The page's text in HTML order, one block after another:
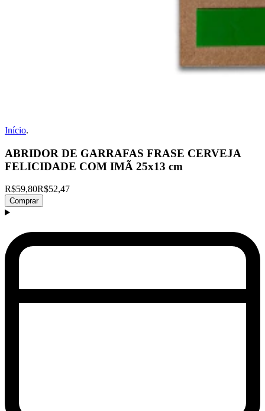
Início.
ABRIDOR DE GARRAFAS FRASE CERVEJA
FELICIDADE COM IMÃ 25x13 cm
R$59,80R$52,47
Comprar